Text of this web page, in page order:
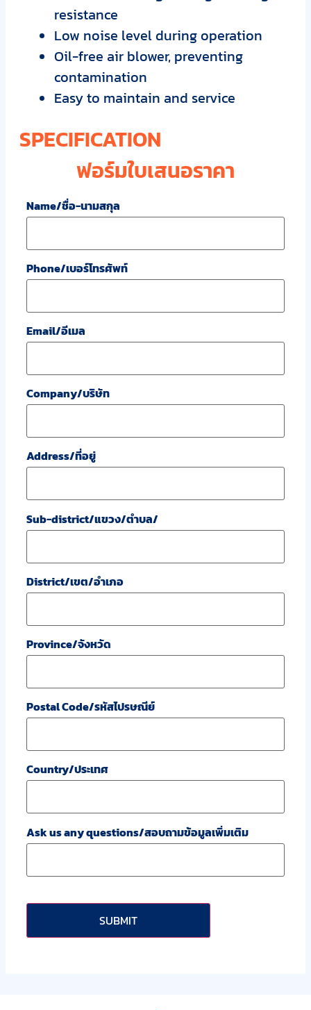
resistance
Low noise level during operation
Oil-free air blower, preventing
contamination
Easy to maintain and service
SPECIFICATION
ฟอร์มใบเสนอราคา
Name/ชื่อ-นามสกุล
Phone/เบอร์โทรศัพท์
Email/อีเมล
Company/บริษัท
Address/ที่อยู่
Sub-district/แขวง/ตำบล/
District/เขต/อำเภอ
Province/จังหวัด
Postal Code/รหัสไปรษณีย์
Country/ประเทศ
Ask us any questions/สอบถามข้อมูลเพิ่มเติม